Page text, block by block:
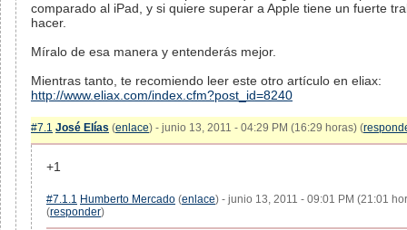
comparado al iPad, y si quiere superar a Apple tiene un fuerte
hacer.
Míralo de esa manera y entenderás mejor.
Mientras tanto, te recomiendo leer este otro artículo en eliax:
http://www.eliax.com/index.cfm?post_id=8240
#7.1 José Elías (enlace) - junio 13, 2011 - 04:29 PM (16:29 horas) (
+1
#7.1.1 Humberto Mercado (enlace) - junio 13, 2011 - 09:01 PM (21:01
(responder)